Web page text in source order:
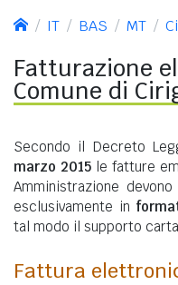
IT BAS MT
Fatturazione
Comune di
Secondo il Decreto
marzo 2015le fatture
Amministrazione
esclusivamente in
tal modo il supporto
Fattura